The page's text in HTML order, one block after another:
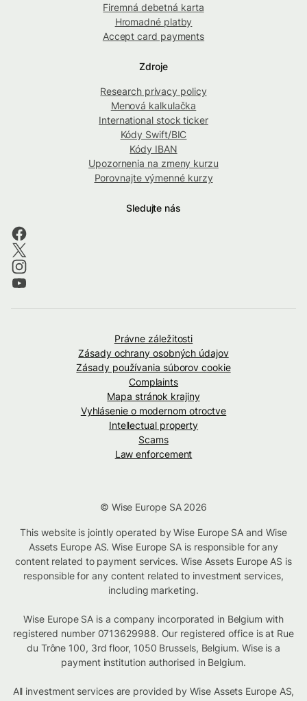
Firemná debetná karta
Hromadné platby
Accept card payments
Zdroje
Research privacy policy
Menová kalkulačka
International stock ticker
Kódy Swift/BIC
Kódy IBAN
Upozornenia na zmeny kurzu
Porovnajte výmenné kurzy
Sledujte nás
Právne záležitosti
Zásady ochrany osobných údajov
Zásady používania súborov cookie
Complaints
Mapa stránok krajiny
Vyhlásenie o modernom otroctve
Intellectual property
Scams
Law enforcement
© Wise Europe SA 2026
This website is jointly operated by Wise Europe SA and Wise
Assets Europe AS. Wise Europe SA is responsible for any
content related to payment services. Wise Assets Europe AS is
responsible for any content related to investment services,
including marketing.
Wise Europe SA is a company incorporated in Belgium with
registered number 0713629988. Our registered office is at Rue
du Trône 100, 3rd floor, 1050 Brussels, Belgium. Wise is a
payment institution authorised in Belgium.
All investment services are provided by Wise Assets Europe AS,